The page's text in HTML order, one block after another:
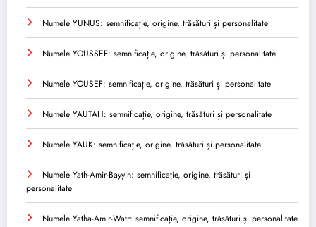
Numele YUNUS: semnificație, origine, trăsături și personalitate
Numele YOUSSEF: semnificație, origine, trăsături și personalitate
Numele YOUSEF: semnificație, origine, trăsături și personalitate
Numele YAUTAH: semnificație, origine, trăsături și personalitate
Numele YAUK: semnificație, origine, trăsături și personalitate
Numele Yath-Amir-Bayyin: semnificație, origine, trăsături și
personalitate
Numele Yatha-Amir-Watr: semnificație, origine, trăsături și personalitate